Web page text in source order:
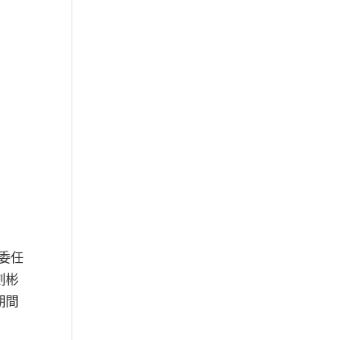
任
彬
間